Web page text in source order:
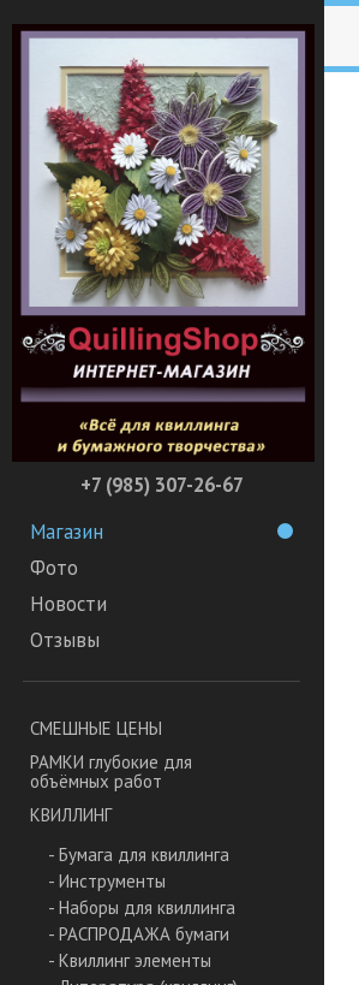
+7 (985) 307-26-67
Магазин
Фото
Новости
Отзывы
СМЕШНЫЕ ЦЕНЫ
РАМКИ глубокие для
объёмных работ
КВИЛЛИНГ
- Бумага для квиллинга
- Инструменты
- Наборы для квиллинга
- РАСПРОДАЖА бумаги
- Квиллинг элементы